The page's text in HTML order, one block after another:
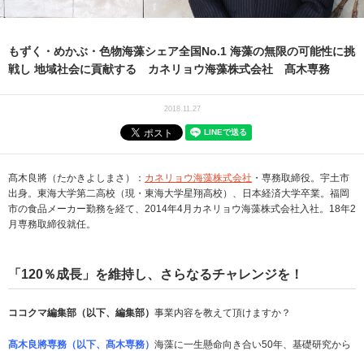
もずく・めかぶ・色物海藻シェア全国No.1 海藻の無限の可能性に挑
戦し 地域社会に貢献する カネリョウ海藻株式会社 髙木専務
2018.11.27
髙木良將（たかきよしまさ）： カネリョウ海藻株式会社 ・専務取締役。宇土市
出身。東海大学第二高校（現・東海大学星翔高校）、日本経済大学卒業。福岡
市の食品メーカー勤務を経て、2014年4月カネリョウ海藻株式会社入社。18年2
月専務取締役就任。
「120％成長」を維持し、さらなるチャレンジを！
ココクマ編集部（以下、編集部） 事業内容を教えて頂けますか？
髙木良將専務（以下、髙木専務） 海藻に一生懸命向き合い50年、基礎研究から